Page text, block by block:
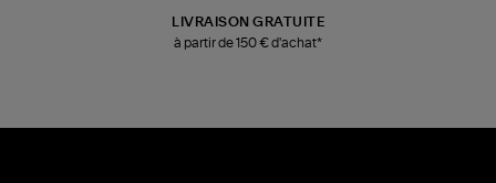
LIVRAISON GRATUITE
à partir de 150 € d'achat*